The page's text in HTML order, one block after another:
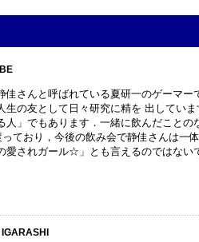
佳さんと呼ばれている夏研一のゲーマー
生の友として日々研究に精を 出してい
人」でもあります．一緒に飲んだことの
っており，今後の飲み会で静佳さんは一
愛されガール☆」とも言えるのではない